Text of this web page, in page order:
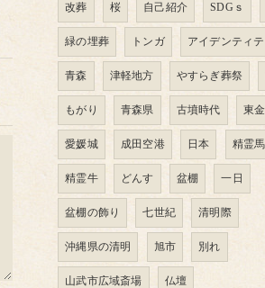
改葬 桜 自己紹介 SDGｓ
緑の埋葬 トンガ アイデンティテ
青森 津軽地方 やすらぎ葬祭
もがり 青森県 古墳時代 東金
愛媛城 成田空港 日本 精霊馬
精霊牛 どんす 盆棚 一日
盆棚の飾り 七世紀 清明際
沖縄県の清明 旭市 別れ
山武市広域斎場 仏壇